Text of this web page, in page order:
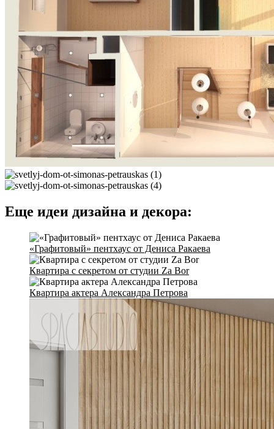
Еще идеи дизайна и декора:
«Графитовый» пентхаус от Дениса Ракаева
Квартира с секретом от студии Za Bor
Квартира актера Александра Петрова